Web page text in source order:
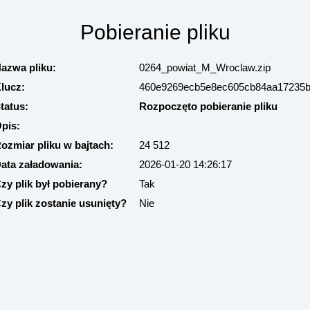
Pobieranie pliku
pliku:
0264_powiat_M_Wroclaw.zip
Rozpoczęto pobieranie pliku
pliku w bajtach:
24 512
załadowania:
2026-01-20 14:26:17
plik był pobierany?
Tak
plik zostanie usunięty?
Nie